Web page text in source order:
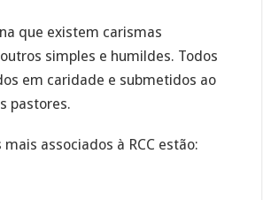
que existem carismas
simples e humildes. Todos
em caridade e submetidos ao
pastores.
associados à RCC estão: